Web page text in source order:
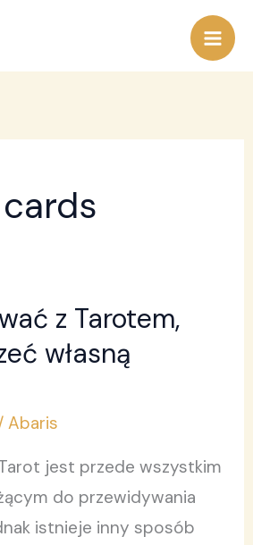
z Tarotem,
własną
Abaris
jest przede wszystkim
do przewidywania
istnieje inny sposób